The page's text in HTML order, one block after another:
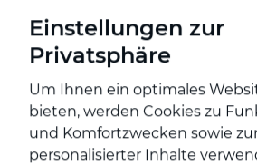
Co-Investor
Portfolio
Über uns
Startups und innovativen
Einstellungen zur
Privatsphäre
Um Ihnen ein optimales
bieten, werden Cookies zu
und Komfortzwecken sowie
personalisierter Inhalte